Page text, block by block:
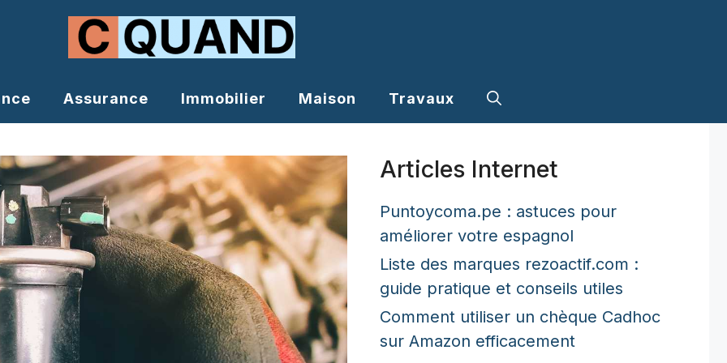
Assurance Immobilier Maison Travaux
Articles Internet
Puntoycoma.pe : astuces pour
améliorer votre espagnol
Liste des marques rezoactif.com :
guide pratique et conseils utiles
Comment utiliser un chèque Cadhoc
sur Amazon efficacement